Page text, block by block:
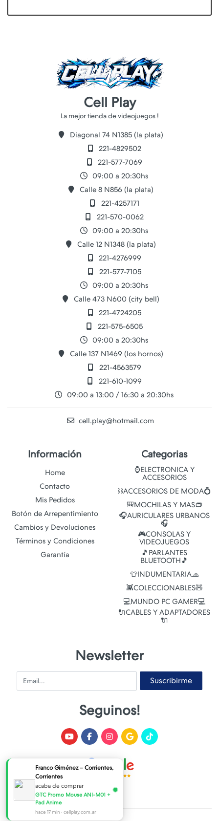
Cell Play
Diagonal 74 N1385 (la plata)
221-4829502
221-577-7069
09:00 a 20:30hs
Calle 8 N856 (la plata)
221-4257171
221-570-0062
09:00 a 20:30hs
Calle 12 N1348 (la plata)
221-4276999
221-577-7105
09:00 a 20:30hs
Calle 473 N600 (city bell)
221-4724205
221-575-6505
09:00 a 20:30hs
Calle 137 N1469 (los hornos)
221-4563579
221-610-1099
09:00 a 13:00 / 16:30 a 20:30hs
cell.play@hotmail.com
Información
Home
Contacto
Mis Pedidos
Botón de Arrepentimiento
Cambios y Devoluciones
Términos y Condiciones
Garantía
Categorias
⌚ELECTRONICA Y
ACCESORIOS
⛓️ACCESORIOS DE MODA💍
🎒MOCHILAS Y MAS👝
🎧AURICULARES URBANOS
🎧
🎮CONSOLAS Y
VIDEOJUEGOS
🎵PARLANTES
BLUETOOTH🎵
👕INDUMENTARIA🧢
👾COLECCIONABLES🧸
💻MUNDO PC GAMER💻
🔌CABLES Y ADAPTADORES
🔌
Newsletter
Email Suscribirme
Seguinos!
Franco Giménez – Corrientes,
Corrientes
acaba de comprar
GTC Promo Mouse ANI-M01 +
Pad Anime
hace 17 min · cellplay.com.ar